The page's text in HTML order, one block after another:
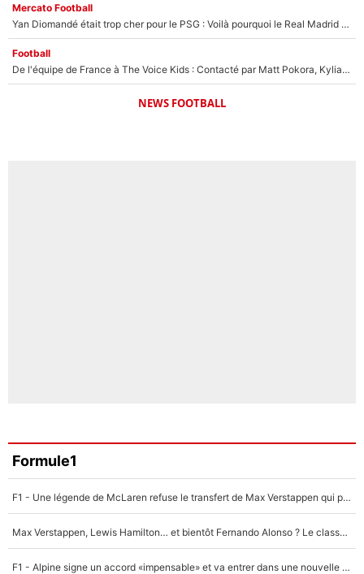
Mercato Football
Yan Diomandé était trop cher pour le PSG : Voilà pourquoi le Real Madrid a accepté de payer la somme record de 140M€ pour boucler son transfert !
Football
De l'équipe de France à The Voice Kids : Contacté par Matt Pokora, Kylian Mbappé a accepté de jouer un rôle inédit sur TF1 !
NEWS FOOTBALL
Formule1
F1 - Une légende de McLaren refuse le transfert de Max Verstappen qui pourrait «faire des vagues» et plomber l'ambiance dans l'équipe
Max Verstappen, Lewis Hamilton… et bientôt Fernando Alonso ? Le classement des pilotes les mieux payés en Formule 1 risque de changer !
F1 - Alpine signe un accord «impensable» et va entrer dans une nouvelle dimension : Grande nouvelle pour Pierre Gasly !